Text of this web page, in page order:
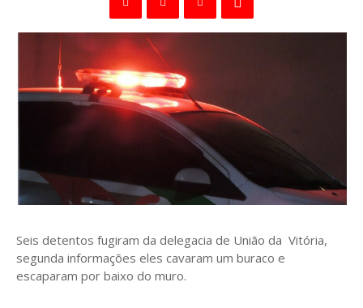
Seis detentos fugiram da delegacia de União da Vitória,
segunda informações eles cavaram um buraco e
escaparam por baixo do muro.